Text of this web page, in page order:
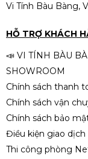
Vi Tính Bàu Bàng,
HỖ TRỢ KHÁCH
📣 VI TÍNH BÀU
SHOWROOM
Chính sách thanh
Chính sách vận
Chính sách bảo
Điều kiện giao dịch
Thi công phòng